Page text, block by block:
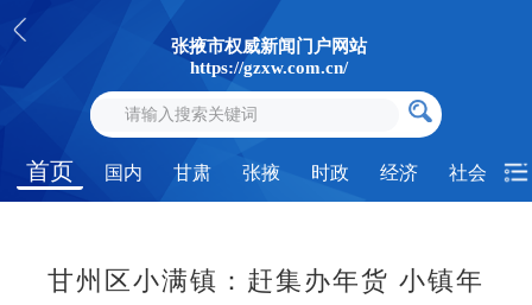
张掖市权威新闻门户网站
https://gzxw.com.cn/
首页 国内 甘肃 张掖 时政 经济 社会
甘州区小满镇：赶集办年货 小镇年